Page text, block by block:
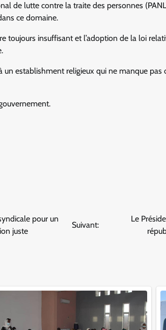
de lutte contre la traite des personnes
ce domaine.
toujours insuffisant et l’adoption de la loi
establishment religieux qui ne manque pas
pour un
juste
Suivant:
Le